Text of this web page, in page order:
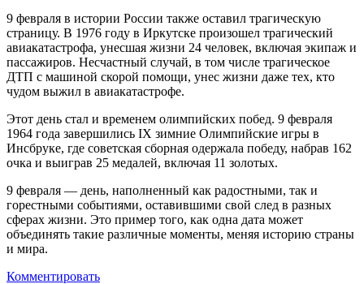
9 февраля в истории России также оставил трагическую
страницу. В 1976 году в Иркутске произошел трагический
авиакатастрофа, унесшая жизни 24 человек, включая экипаж и
пассажиров. Несчастный случай, в том числе трагическое
ДТП с машиной скорой помощи, унес жизни даже тех, кто
чудом выжил в авиакатастрофе.
Этот день стал и временем олимпийских побед. 9 февраля
1964 года завершились IX зимние Олимпийские игры в
Инсбруке, где советская сборная одержала победу, набрав 162
очка и выиграв 25 медалей, включая 11 золотых.
9 февраля — день, наполненный как радостными, так и
горестными событиями, оставившими свой след в разных
сферах жизни. Это пример того, как одна дата может
объединять такие различные моменты, меняя историю страны
и мира.
Комментировать